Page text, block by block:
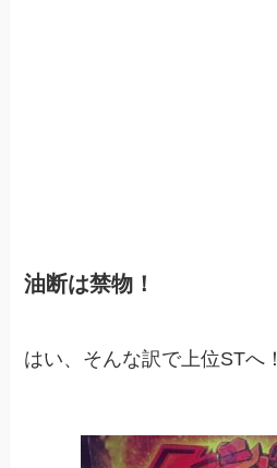
油断は禁物！
はい、そんな訳で上位STへ！